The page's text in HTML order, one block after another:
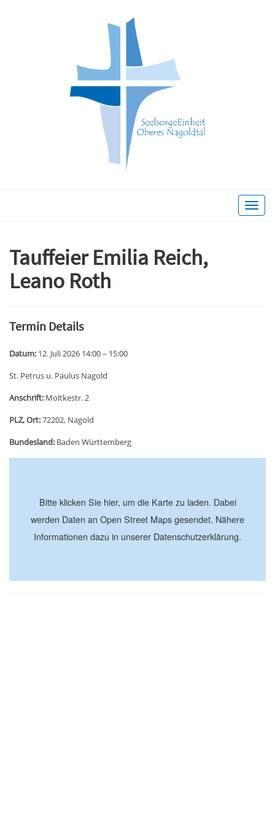
Toggle
Tauffeier Emilia Reich,
Leano Roth
Termin Details
Datum: 12. Juli 2026 14:00– 15:00
St. Petrus u. Paulus Nagold
Anschrift: Moltkestr. 2
PLZ, Ort:72202, Nagold
Bundesland: Baden Württemberg